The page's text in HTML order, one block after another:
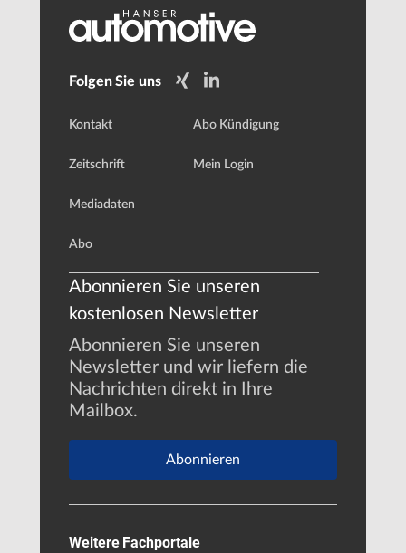
Folgen Sie uns
Kontakt
Zeitschrift
Mediadaten
Abo
Abo Kündigung
Mein Login
Abonnieren Sie unseren
kostenlosen Newsletter
Abonnieren Sie unseren
Newsletter und wir liefern die
Nachrichten direkt in Ihre
Mailbox.
Abonnieren
Weitere Fachportale